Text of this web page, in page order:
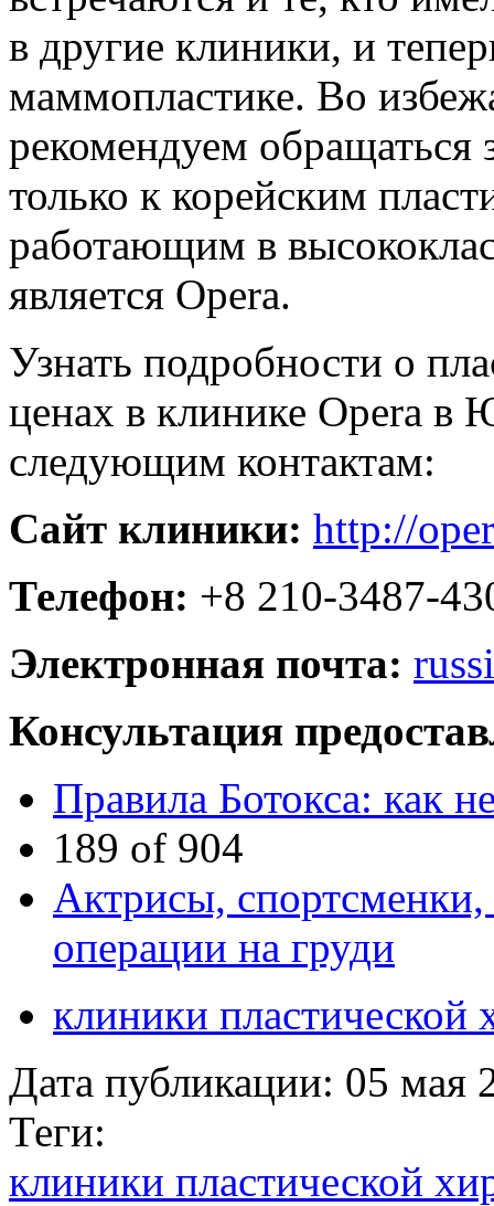
в другие клиники, и
маммопластике. Во
рекомендуем
только к корейским
работающим в
является Opera.
Узнать подробности о
ценах в клинике Opera
следующим контактам:
Сайт клиники: http://
Телефон: +8 210-3487-
Электронная почта:
Консультация
Правила Ботокса: как
189 of 904
Актрисы,
операции на груди
клиники пластической
Дата публикации: 05 мая
Теги:
клиники пластической